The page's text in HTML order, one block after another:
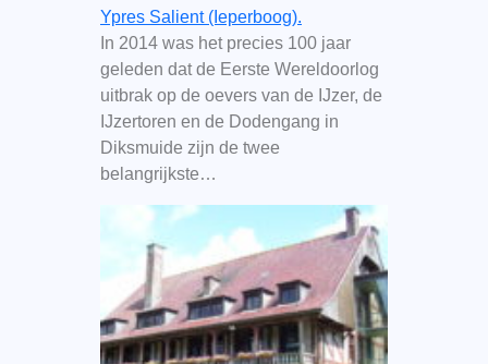
Ypres Salient (Ieperboog).
In 2014 was het precies 100 jaar
geleden dat de Eerste Wereldoorlog
uitbrak op de oevers van de IJzer, de
IJzertoren en de Dodengang in
Diksmuide zijn de twee
belangrijkste…